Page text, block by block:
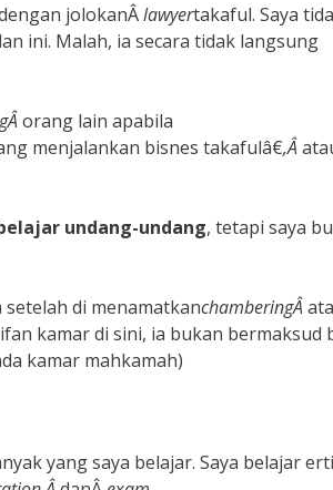
jolokanÂlawyertakaful. Saya
ini. Malah, ia secara tidak langsung
orang lain apabila
menjalankan bisnes takafulâ€,Â
undang-undang, tetapi saya
di menamatkanchamberingÂ
kamar di sini, ia bukan bermaksud
kamar mahkamah)
yang saya belajar. Saya belajar erti